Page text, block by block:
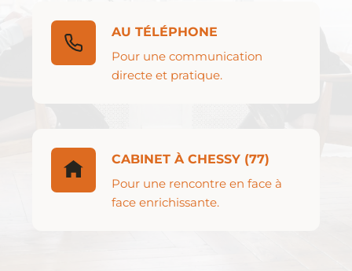
AU TÉLÉPHONE
Pour une communication
directe et pratique.
CABINET À CHESSY (77)
Pour une rencontre en face à
face enrichissante.